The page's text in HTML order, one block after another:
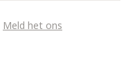
Meld het ons